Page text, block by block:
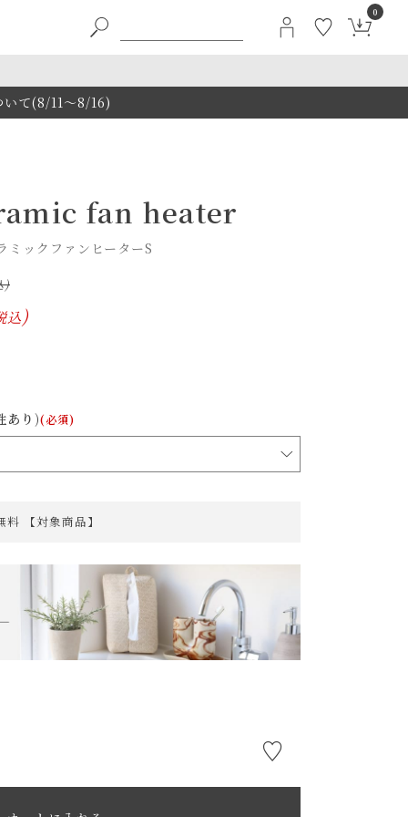
0
いて(8/11～8/16)
fan heater
ミックファンヒーターS
込
あり)(必須)
【対象商品】